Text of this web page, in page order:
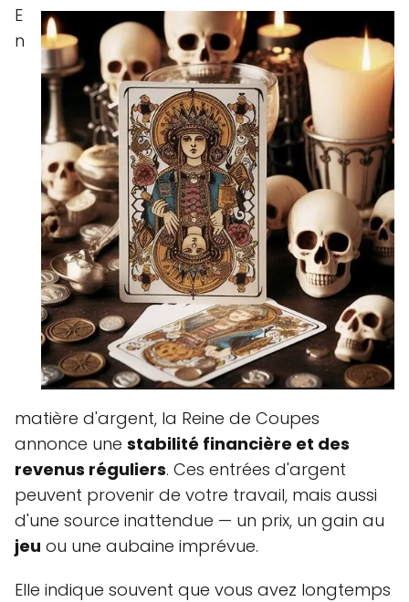
E
n
matière d'argent, la Reine de Coupes
annonce une stabilité financière et des
revenus réguliers. Ces entrées d'argent
peuvent provenir de votre travail, mais aussi
d'une source inattendue — un prix, un gain au
jeu ou une aubaine imprévue.
Elle indique souvent que vous avez longtemps